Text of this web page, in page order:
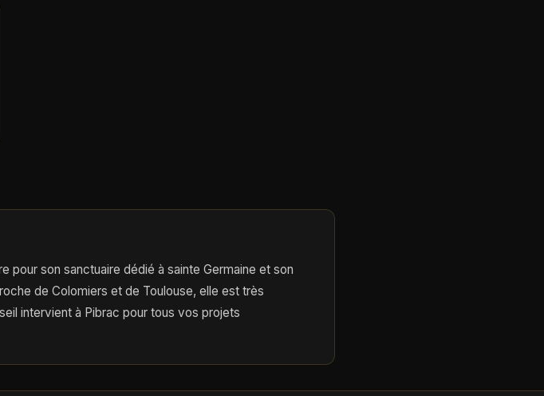
pour son sanctuaire dédié à sainte Germaine et son
de Colomiers et de Toulouse, elle est très
intervient à Pibrac pour tous vos projets